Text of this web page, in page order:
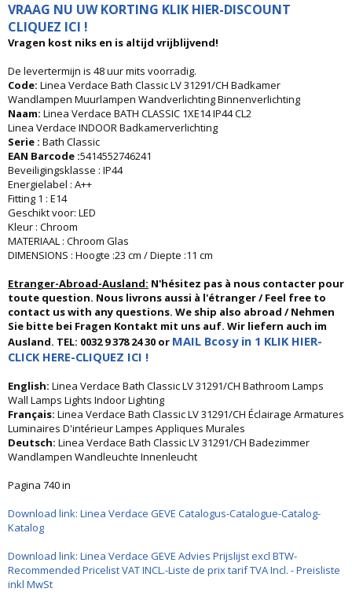
VRAAG NU UW KORTING KLIK HIER-DISCOUNT
CLIQUEZ ICI !
Vragen kost niks en is altijd vrijblijvend!
De levertermijn is 48 uur mits voorradig.
Code: Linea Verdace Bath Classic LV 31291/CH Badkamer
Wandlampen Muurlampen Wandverlichting Binnenverlichting
Naam: Linea Verdace BATH CLASSIC 1XE14 IP44 CL2
Linea Verdace INDOOR Badkamerverlichting
Serie : Bath Classic
EAN Barcode :5414552746241
Beveiligingsklasse : IP44
Energielabel : A++
Fitting 1 : E14
Geschikt voor: LED
Kleur : Chroom
MATERIAAL : Chroom Glas
DIMENSIONS : Hoogte :23 cm / Diepte :11 cm
Etranger-Abroad-Ausland: N'hésitez pas à nous contacter pour
toute question. Nous livrons aussi à l'étranger / Feel free to
contact us with any questions. We ship also abroad / Nehmen
Sie bitte bei Fragen Kontakt mit uns auf. Wir liefern auch im
Ausland. TEL: 0032 9 378 24 30 or MAIL Bcosy in 1 KLIK HIER-
CLICK HERE-CLIQUEZ ICI !
English: Linea Verdace Bath Classic LV 31291/CH Bathroom Lamps
Wall Lamps Lights Indoor Lighting
Français: Linea Verdace Bath Classic LV 31291/CH Éclairage Armatures
Luminaires D'intérieur Lampes Appliques Murales
Deutsch: Linea Verdace Bath Classic LV 31291/CH Badezimmer
Wandlampen Wandleuchte Innenleucht
Pagina 740 in
Download link: Linea Verdace GEVE Catalogus-Catalogue-Catalog-
Katalog
Download link: Linea Verdace GEVE Advies Prijslijst excl BTW-
Recommended Pricelist VAT INCL.-Liste de prix tarif TVA Incl. - Preisliste
inkl MwSt